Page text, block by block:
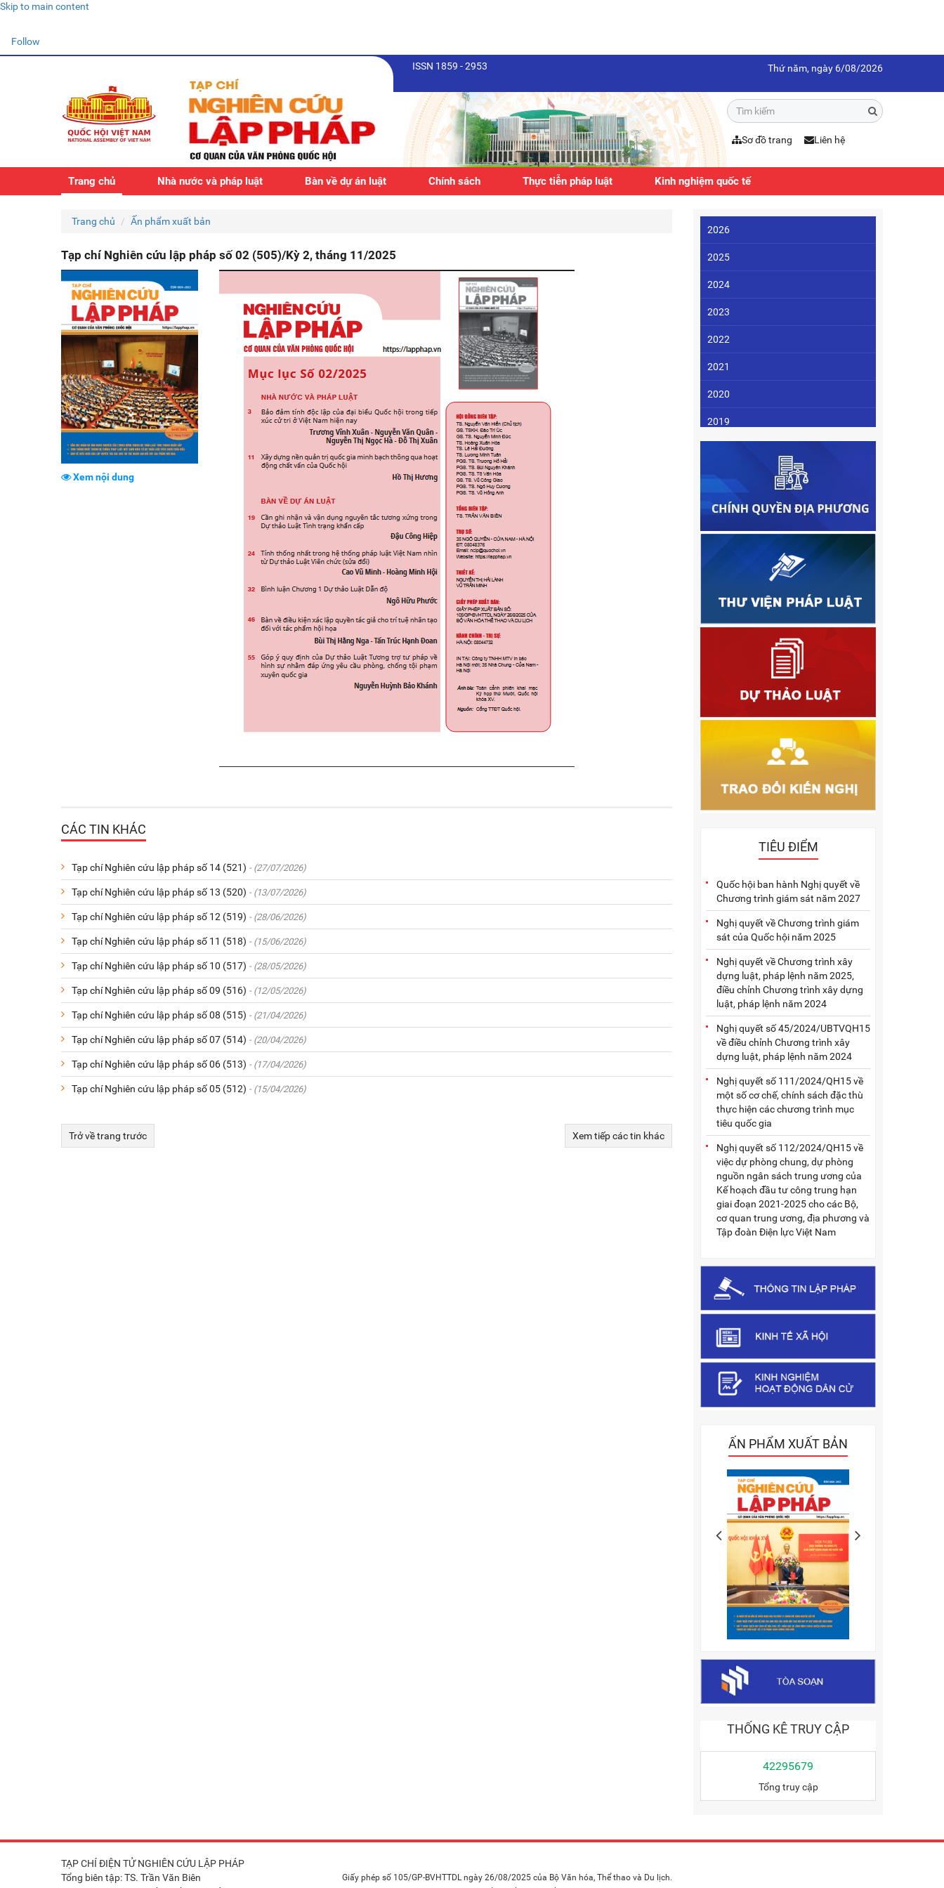
Skip to main content
Follow
ISSN 1859 - 2953 Thứ năm, ngày 6/08/2026
Sơ đồ trang Liên hệ
Trang chủ Nhà nước và pháp luật Bàn về dự án luật Chính sách Thực tiễn pháp luật Kinh nghiệm quốc tế
Trang chủ Ấn phẩm xuất bản
Tạp chí Nghiên cứu lập pháp số 02 (505)/Kỳ 2, tháng 11/2025
Xem nội dung
CÁC TIN KHÁC
Tạp chí Nghiên cứu lập pháp số 14 (521) - (27/07/2026)
Tạp chí Nghiên cứu lập pháp số 13 (520) - (13/07/2026)
Tạp chí Nghiên cứu lập pháp số 12 (519) - (28/06/2026)
Tạp chí Nghiên cứu lập pháp số 11 (518) - (15/06/2026)
Tạp chí Nghiên cứu lập pháp số 10 (517) - (28/05/2026)
Tạp chí Nghiên cứu lập pháp số 09 (516) - (12/05/2026)
Tạp chí Nghiên cứu lập pháp số 08 (515) - (21/04/2026)
Tạp chí Nghiên cứu lập pháp số 07 (514) - (20/04/2026)
Tạp chí Nghiên cứu lập pháp số 06 (513) - (17/04/2026)
Tạp chí Nghiên cứu lập pháp số 05 (512) - (15/04/2026)
Trở về trang trước Xem tiếp các tin khác
2026
2025
2024
2023
2022
2021
2020
2019
2017
2016
2015
2014
2005
TIÊU ĐIỂM
Quốc hội ban hành Nghị quyết về
Chương trình giám sát năm 2027
Nghị quyết về Chương trình giám
sát của Quốc hội năm 2025
Nghị quyết về Chương trình xây
dựng luật, pháp lệnh năm 2025,
điều chỉnh Chương trình xây dựng
luật, pháp lệnh năm 2024
Nghị quyết số 45/2024/UBTVQH15
về điều chỉnh Chương trình xây
dựng luật, pháp lệnh năm 2024
Nghị quyết số 111/2024/QH15 về
một số cơ chế, chính sách đặc thù
thực hiện các chương trình mục
tiêu quốc gia
Nghị quyết số 112/2024/QH15 về
việc dự phòng chung, dự phòng
nguồn ngân sách trung ương của
Kế hoạch đầu tư công trung hạn
giai đoạn 2021-2025 cho các Bộ,
cơ quan trung ương, địa phương và
Tập đoàn Điện lực Việt Nam
ẤN PHẨM XUẤT BẢN
THỐNG KÊ TRUY CẬP
42295679
Tổng truy cập
TẠP CHÍ ĐIỆN TỬ NGHIÊN CỨU LẬP PHÁP
Tổng biên tập: TS. Trần Văn Biên
Giấy phép số 105/GP-BVHTTDL ngày 26/08/2025 của Bộ Văn hóa, Thể thao và Du lịch.